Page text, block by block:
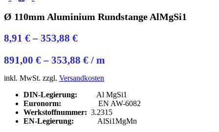
Ø 110mm Aluminium Rundstange AlMgSi1
8,91 €– 353,88 €
891,00 €– 353,88 € / m
inkl. MwSt. zzgl. Versandkosten
DIN-Legierung:
Al MgSi1
Euronorm: EN AW-6082
Werkstoffnummer: 3.2315
EN-Legierung: AlSi1MgMn